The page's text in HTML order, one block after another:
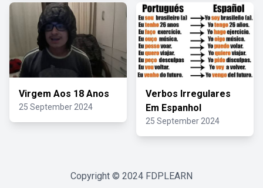
Virgem Aos 18 Anos
25 September 2024
Verbos Irregulares
Em Espanhol
25 September 2024
Copyright © 2024 FDPLEARN